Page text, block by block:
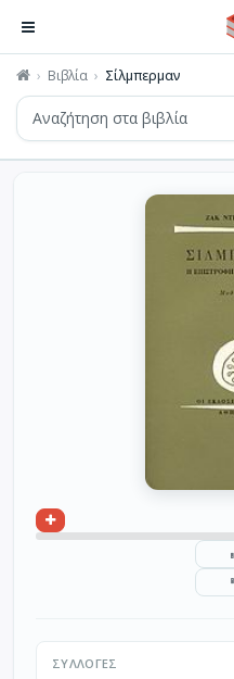
Βιβλία Σίλμπερμαν
ΣΥΛΛΟΓΈΣ